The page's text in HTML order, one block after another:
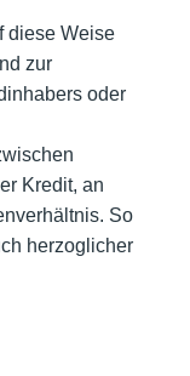
diese Weise
zur
oder
Kredit, an
So
herzoglicher